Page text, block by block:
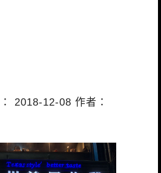
2018-12-08 作者：